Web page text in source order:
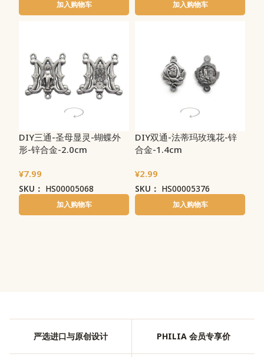
加入购物车 加入购物车
DIY三通-圣母显灵-蝴蝶外
形-锌合金-2.0cm
¥7.99
SKU： HS00005068
加入购物车
DIY双通-法蒂玛玫瑰花-锌
合金-1.4cm
¥2.99
SKU： HS00005376
加入购物车
严选进口与原创设计 PHILIA 会员专享价